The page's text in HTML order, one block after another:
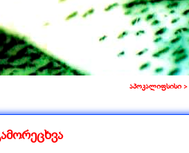
აპოკალიფსისი >